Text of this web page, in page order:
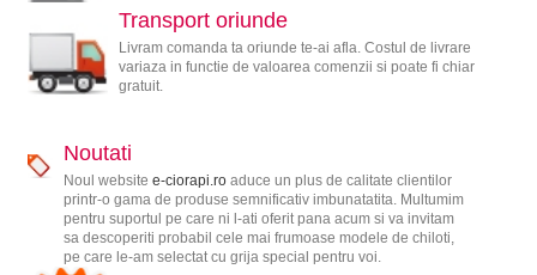
Transport oriunde
Livram comanda ta oriunde te-ai afla. Costul de livrare
variaza in functie de valoarea comenzii si poate fi chiar
gratuit.
Noutati
Noul website e-ciorapi.roaduce un plus de calitate clientilor
printr-o gama de produse semnificativ imbunatatita. Multumim
pentru suportul pe care ni l-ati oferit pana acum si va invitam
sa descoperiti probabil cele mai frumoase modele de chiloti,
pe care le-am selectat cu grija special pentru voi.